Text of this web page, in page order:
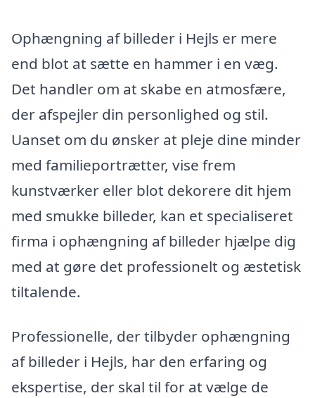
Ophængning af billeder i Hejls er mere
end blot at sætte en hammer i en væg.
Det handler om at skabe en atmosfære,
der afspejler din personlighed og stil.
Uanset om du ønsker at pleje dine minder
med familieportrætter, vise frem
kunstværker eller blot dekorere dit hjem
med smukke billeder, kan et specialiseret
firma i ophængning af billeder hjælpe dig
med at gøre det professionelt og æstetisk
tiltalende.
Professionelle, der tilbyder ophængning
af billeder i Hejls, har den erfaring og
ekspertise, der skal til for at vælge de